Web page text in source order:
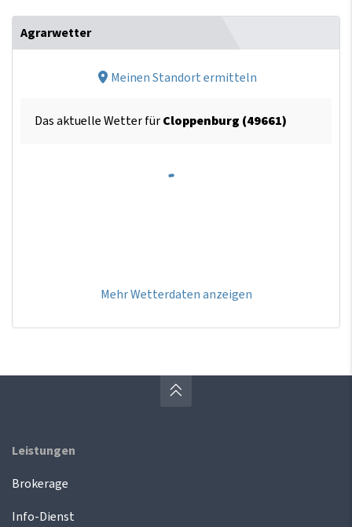
Agrarwetter
Meinen Standort ermitteln
Das aktuelle Wetter fürCloppenburg (49661)
Mehr Wetterdaten anzeigen
Leistungen
Brokerage
Info-Dienst